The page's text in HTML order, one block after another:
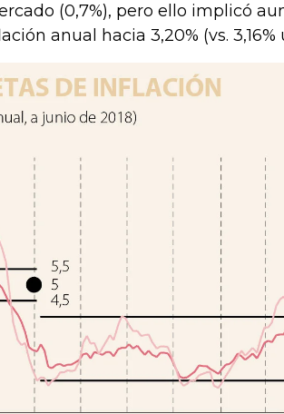
(0,7%), pero ello implicó
anual hacia 3,20% (vs. 3,16%